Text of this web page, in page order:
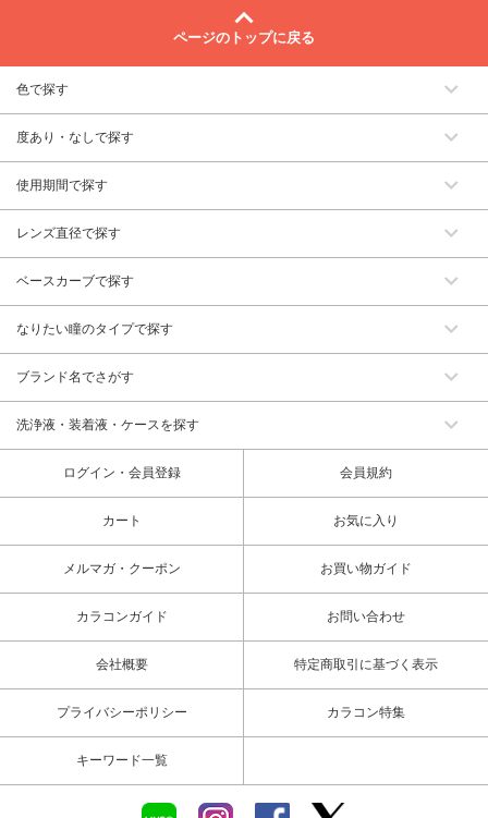
ページのトップに戻る
色で探す
度あり・なしで探す
使用期間で探す
レンズ直径で探す
ベースカーブで探す
なりたい瞳のタイプで探す
ブランド名でさがす
洗浄液・装着液・ケースを探す
ログイン・会員登録 会員規約
カート お気に入り
メルマガ・クーポン お買い物ガイド
カラコンガイド お問い合わせ
会社概要 特定商取引に基づく表示
プライバシーポリシー カラコン特集
キーワード一覧